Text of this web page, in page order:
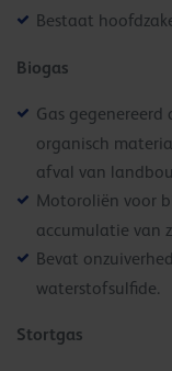
Bestaat
Biogas
Gas
organisch
afval van
Motoroliën voor
accumulatie van
Bevat
waterstofsulfide.
Stortgas